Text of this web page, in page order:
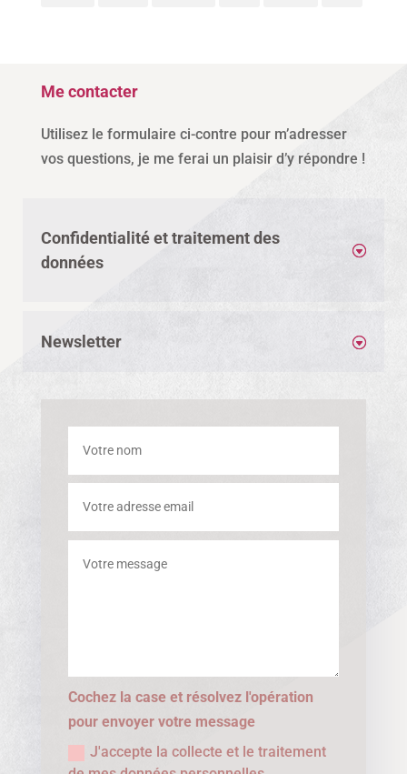
Me contacter
Utilisez le formulaire ci-contre pour m’adresser
vos questions, je me ferai un plaisir d’y répondre !
Confidentialité et traitement des
données
Newsletter
Cochez la case et résolvez l'opération
pour envoyer votre message
J'accepte la collecte et le traitement